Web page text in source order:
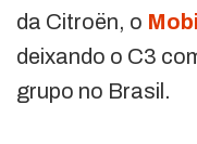
da Citroën, o Mobi
deixando o C3
grupo no Brasil.